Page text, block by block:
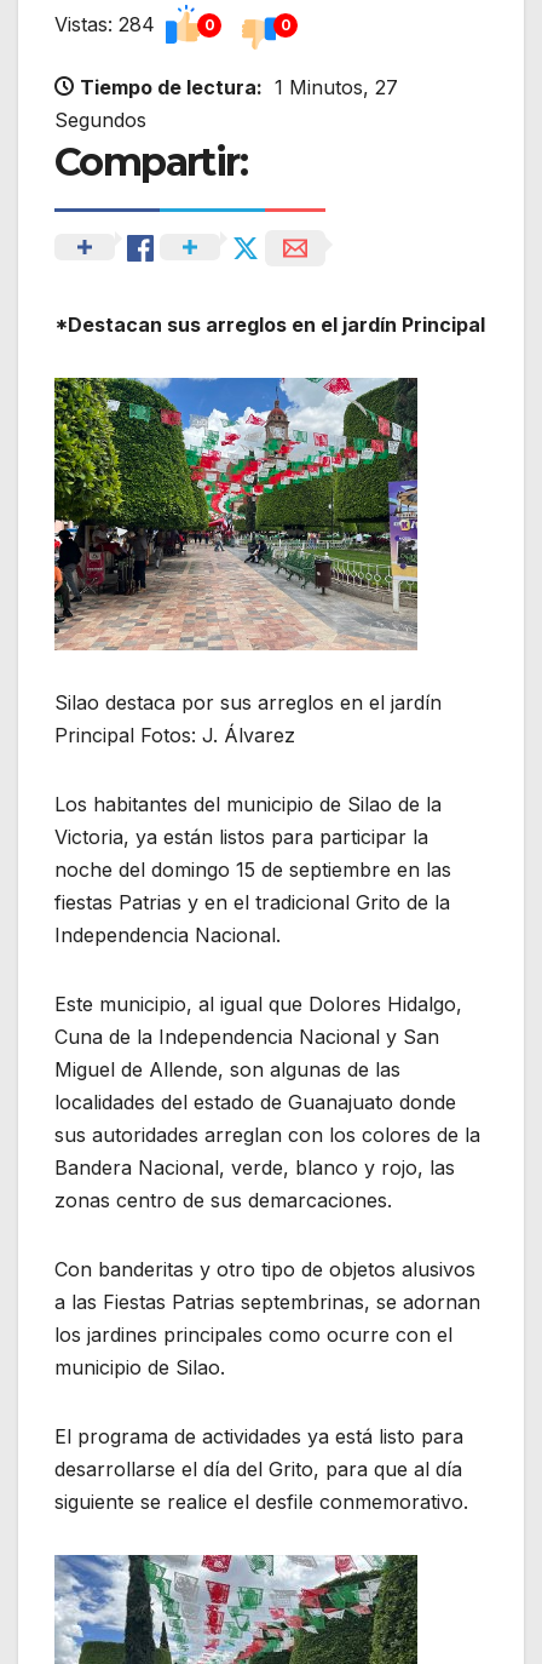
Vistas: 284 0 0
Tiempo de lectura: 1 Minutos, 27
Segundos
Compartir:
*Destacan sus arreglos en el jardín Principal
Silao destaca por sus arreglos en el jardín
Principal Fotos: J. Álvarez
Los habitantes del municipio de Silao de la
Victoria, ya están listos para participar la
noche del domingo 15 de septiembre en las
fiestas Patrias y en el tradicional Grito de la
Independencia Nacional.
Este municipio, al igual que Dolores Hidalgo,
Cuna de la Independencia Nacional y San
Miguel de Allende, son algunas de las
localidades del estado de Guanajuato donde
sus autoridades arreglan con los colores de la
Bandera Nacional, verde, blanco y rojo, las
zonas centro de sus demarcaciones.
Con banderitas y otro tipo de objetos alusivos
a las Fiestas Patrias septembrinas, se adornan
los jardines principales como ocurre con el
municipio de Silao.
El programa de actividades ya está listo para
desarrollarse el día del Grito, para que al día
siguiente se realice el desfile conmemorativo.